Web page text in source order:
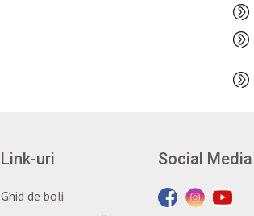
Link-uri
Ghid de boli
Social Media